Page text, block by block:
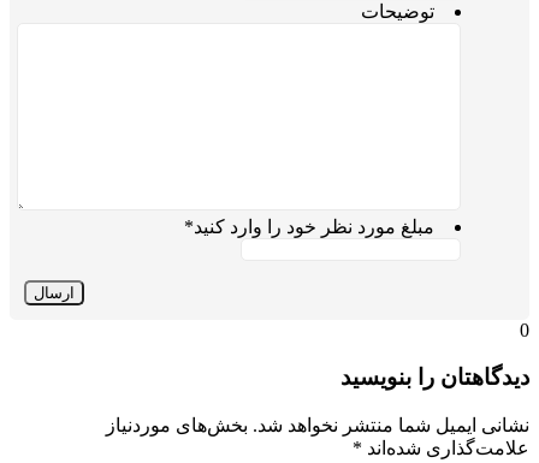
توضیحات
مبلغ مورد نظر خود را وارد کنید*
0
دیدگاهتان را بنویسید
نشانی ایمیل شما منتشر نخواهد شد. بخش‌های موردنیاز
علامت‌گذاری شده‌اند *